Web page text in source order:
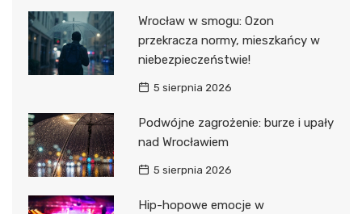
Wrocław w smogu: Ozon
przekracza normy, mieszkańcy w
niebezpieczeństwie!
5 sierpnia 2026
Podwójne zagrożenie: burze i upały
nad Wrocławiem
5 sierpnia 2026
Hip-hopowe emocje w